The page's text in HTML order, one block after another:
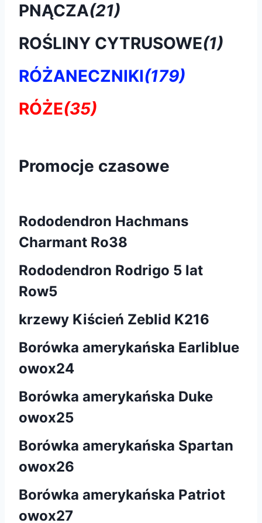
PNĄCZA(21)
ROŚLINY CYTRUSOWE(1)
RÓŻANECZNIKI(179)
RÓŻE(35)
Promocje czasowe
Rododendron Hachmans
Charmant Ro38
Rododendron Rodrigo 5 lat
Row5
krzewy Kiścień Zeblid K216
Borówka amerykańska Earliblue
owox24
Borówka amerykańska Duke
owox25
Borówka amerykańska Spartan
owox26
Borówka amerykańska Patriot
owox27